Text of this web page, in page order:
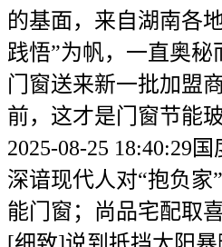
的基面，来自湖南各
践悟”为帆，一直奥秘
门窗送来新一批加盟
前，这才是门窗节能
2025-08-25 18:40:29
深谙现代人对“抱负家
能门窗；尚品宅配取